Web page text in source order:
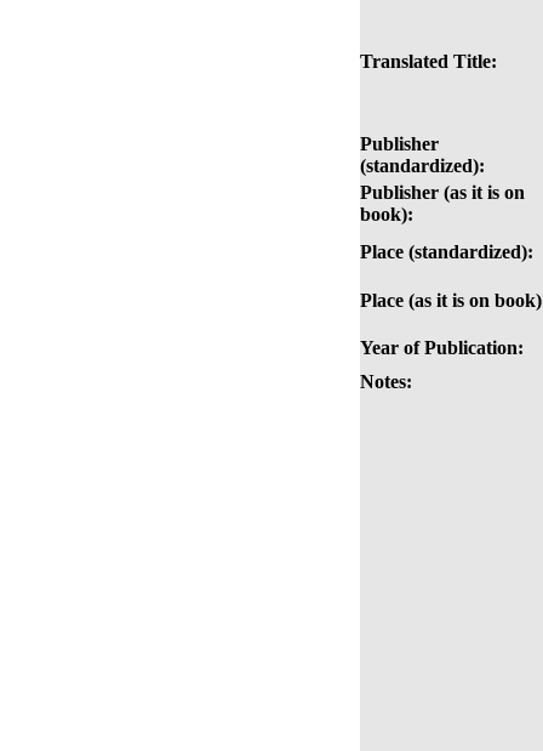
Translated Title:
Publisher
(standardized):
Publisher (as it is on
book):
Place (standardized):
Place (as it is on
Year of Publication:
Notes: